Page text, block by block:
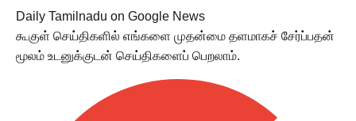
Daily Tamilnadu on Google News
கூகுள் செய்திகளில் எங்களை முதன்மை தளமாகச் சேர்ப்பதன்
மூலம் உடனுக்குடன் செய்திகளைப் பெறலாம்.